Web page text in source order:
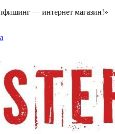
— интернет магазин!»